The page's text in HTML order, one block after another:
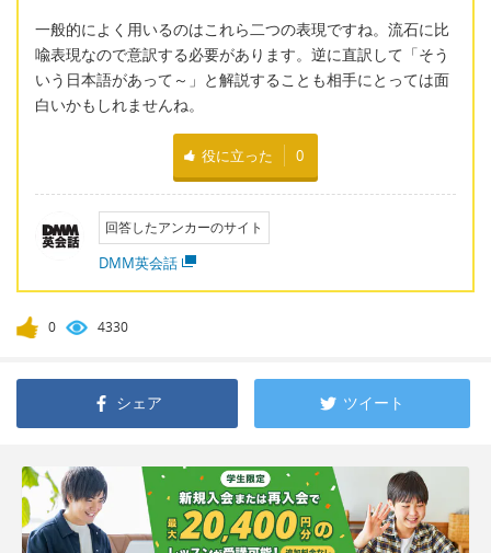
一般的によく用いるのはこれら二つの表現ですね。流石に比
喩表現なので意訳する必要があります。逆に直訳して「そう
いう日本語があって～」と解説することも相手にとっては面
白いかもしれませんね。
役に立った 0
回答したアンカーのサイト
DMM英会話
0 4330
シェア ツイート